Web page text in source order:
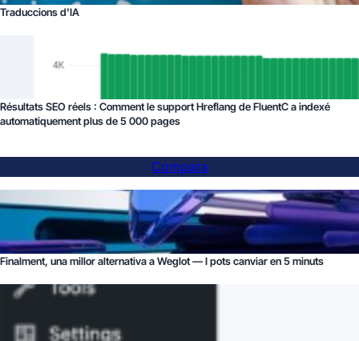
Traduccions d'IA
Résultats SEO réels : Comment le support Hreflang de FluentC a indexé
automatiquement plus de 5 000 pages
Compara
Finalment, una millor alternativa a Weglot — I pots canviar en 5 minuts